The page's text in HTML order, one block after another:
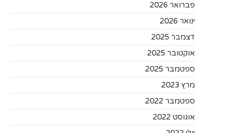
פברואר 2026
ינואר 2026
דצמבר 2025
אוקטובר 2025
ספטמבר 2025
מרץ 2023
ספטמבר 2022
אוגוסט 2022